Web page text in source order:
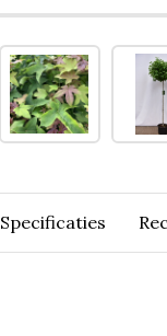
Specificaties